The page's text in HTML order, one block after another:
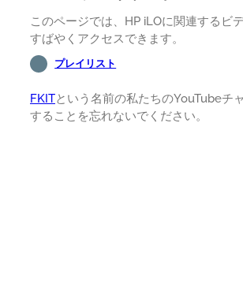
このページでは、HP iLOに関連するビ
すばやくアクセスできます。
プレイリスト
FKITという名前の私たちのYouTubeチ
することを忘れないでください。